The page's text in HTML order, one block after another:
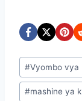
Post
Tags:
#Vyombo vya
#mashine ya